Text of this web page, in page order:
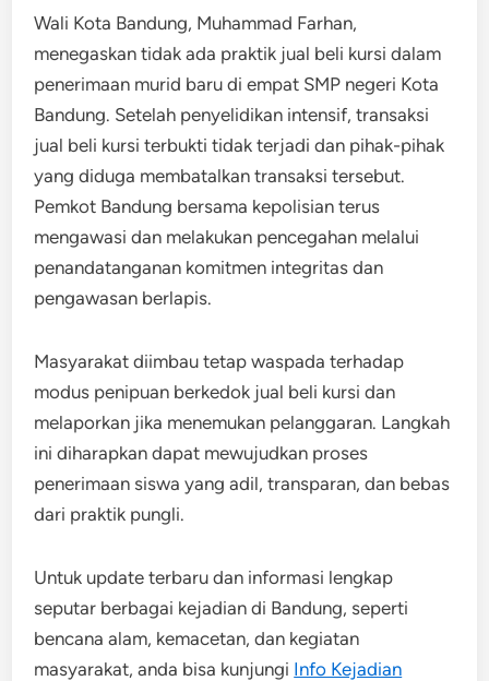
Wali Kota Bandung, Muhammad Farhan,
menegaskan tidak ada praktik jual beli kursi dalam
penerimaan murid baru di empat SMP negeri Kota
Bandung. Setelah penyelidikan intensif, transaksi
jual beli kursi terbukti tidak terjadi dan pihak-pihak
yang diduga membatalkan transaksi tersebut.
Pemkot Bandung bersama kepolisian terus
mengawasi dan melakukan pencegahan melalui
penandatanganan komitmen integritas dan
pengawasan berlapis.
Masyarakat diimbau tetap waspada terhadap
modus penipuan berkedok jual beli kursi dan
melaporkan jika menemukan pelanggaran. Langkah
ini diharapkan dapat mewujudkan proses
penerimaan siswa yang adil, transparan, dan bebas
dari praktik pungli.
Untuk update terbaru dan informasi lengkap
seputar berbagai kejadian di Bandung, seperti
bencana alam, kemacetan, dan kegiatan
masyarakat, anda bisa kunjungi Info Kejadian